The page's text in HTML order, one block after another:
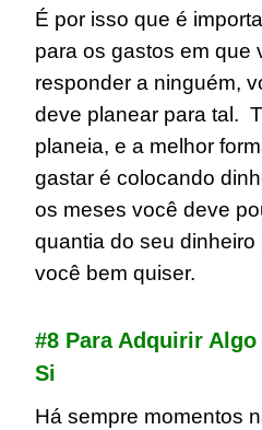
É por isso que é
para os gastos em que
responder a ninguém,
deve planear para tal.
planeia, e a melhor
gastar é colocando
os meses você deve
quantia do seu
você bem quiser.
#8 Para Adquirir
Si
Há sempre momentos